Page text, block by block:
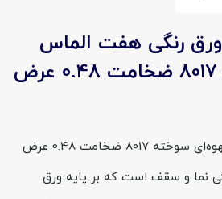
رنگی هفت الماس
قهوه‌ای سوخته 8017 ضخامت 0.48 عرض
ورق رنگی هفت الماس قهوه‌ای سوخته 8017 ضخامت 0.48 عرض
نما و سقف است که بر پایه ورق